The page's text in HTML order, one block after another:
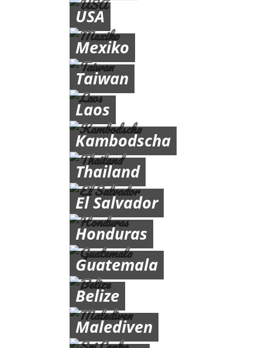
USA
Mexiko
Taiwan
Laos
Kambodscha
Thailand
El Salvador
Honduras
Guatemala
Belize
Malediven